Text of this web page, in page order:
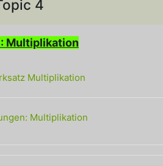
4
Multiplikation
Multiplikation
Multiplikation